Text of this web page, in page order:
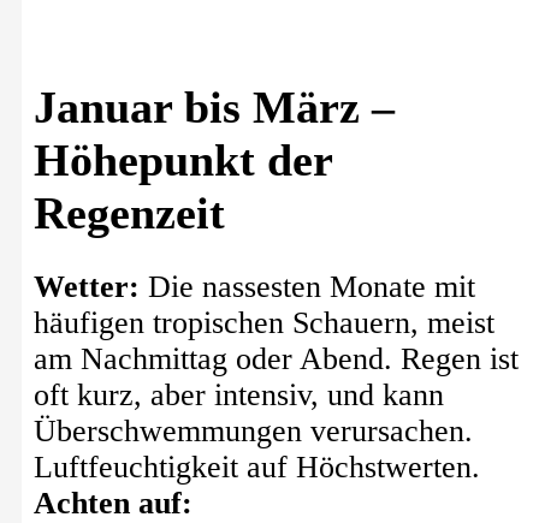
Januar bis März –
Höhepunkt der
Regenzeit
Wetter: Die nassesten Monate mit
häufigen tropischen Schauern, meist
am Nachmittag oder Abend. Regen ist
oft kurz, aber intensiv, und kann
Überschwemmungen verursachen.
Luftfeuchtigkeit auf Höchstwerten.
Achten auf: